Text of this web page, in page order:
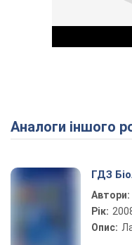
Аналоги іншого
ГДЗ
Автори:
Рік:
Опис: